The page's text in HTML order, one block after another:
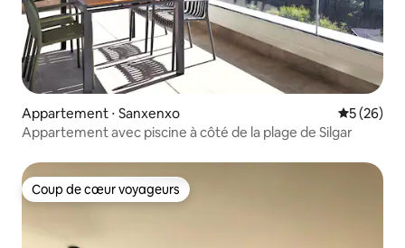
Appartement ⋅ Sanxenxo
5 (26)
Appartement avec piscine à côté de la plage de Silgar
Coup de cœur voyageurs
Coup de cœur voyageurs